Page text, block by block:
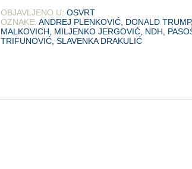
OBJAVLJENO U: OSVRT
OZNAKE: ANDREJ PLENKOVIĆ DONALD TRUMP,
MALKOVICH
MILJENKO JERGOVIĆ NDH
TRIFUNOVIĆ SLAVENKA DRAKULIĆ